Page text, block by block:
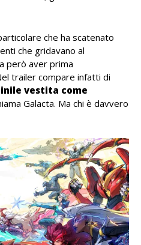
che ha scatenato
che gridavano al
però aver prima
trailer compare infatti di
vestita come
Galacta. Ma chi è davvero